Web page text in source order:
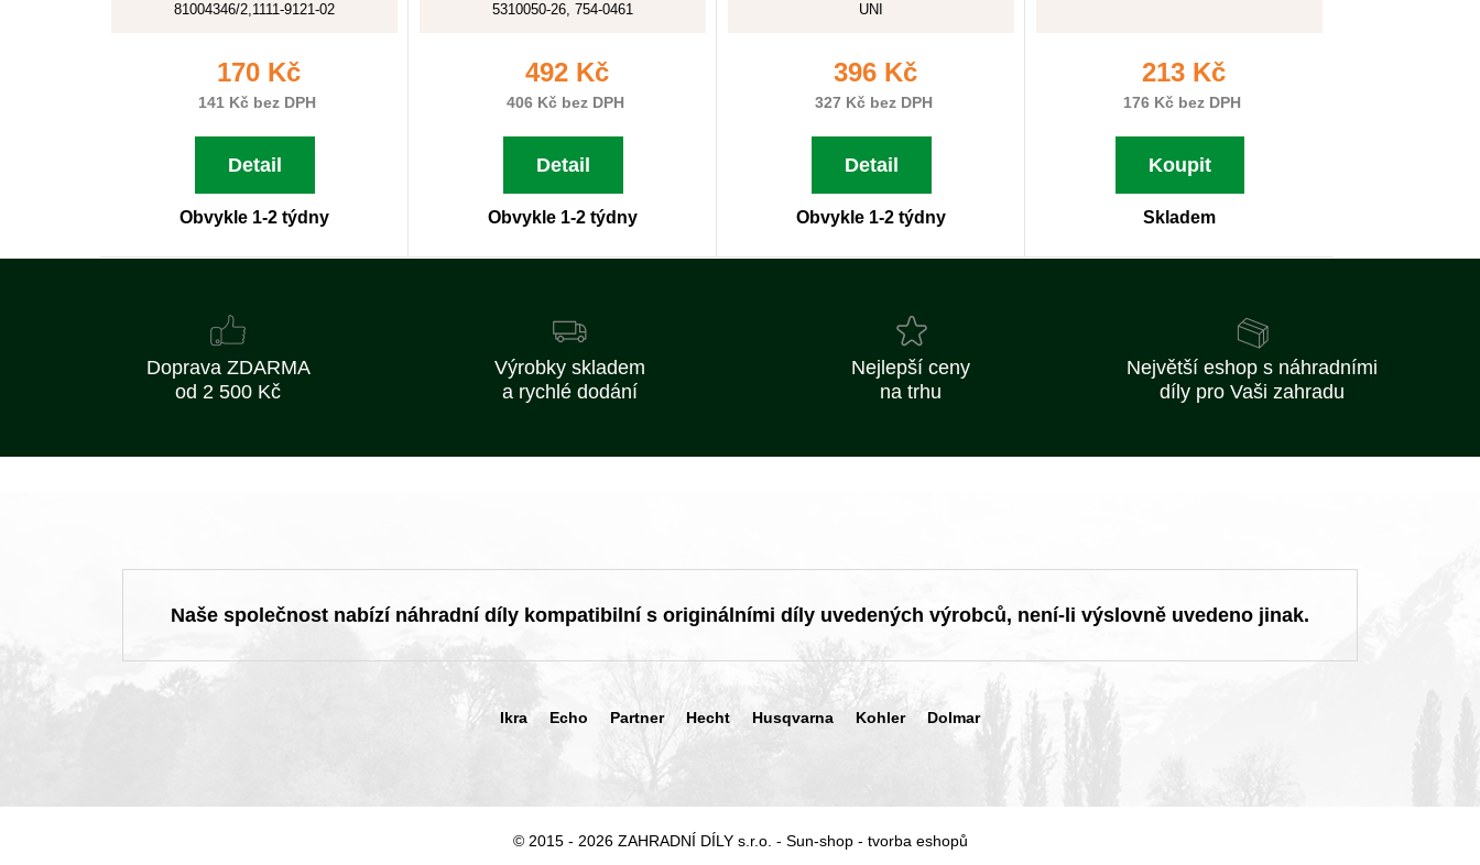
81004346/2,1111-9121-02
170 Kč
141 Kč bez DPH
Detail
Obvykle 1-2 týdny
5310050-26, 754-0461
492 Kč
406 Kč bez DPH
Detail
Obvykle 1-2 týdny
UNI
396 Kč
327 Kč bez DPH
Detail
Obvykle 1-2 týdny
213 Kč
176 Kč bez DPH
Koupit
Skladem
Doprava ZDARMA
od 2 500 Kč
Výrobky skladem
a rychlé dodání
Nejlepší ceny
na trhu
Největší eshop s náhradními
díly pro Vaši zahradu
Naše společnost nabízí náhradní díly kompatibilní s originálními díly uvedených výrobců, není-li výslovně uvedeno jinak.
Ikra Echo Partner Hecht Husqvarna Kohler Dolmar
© 2015 - 2026 ZAHRADNÍ DÍLY s.r.o. - Sun-shop- tvorba eshopů